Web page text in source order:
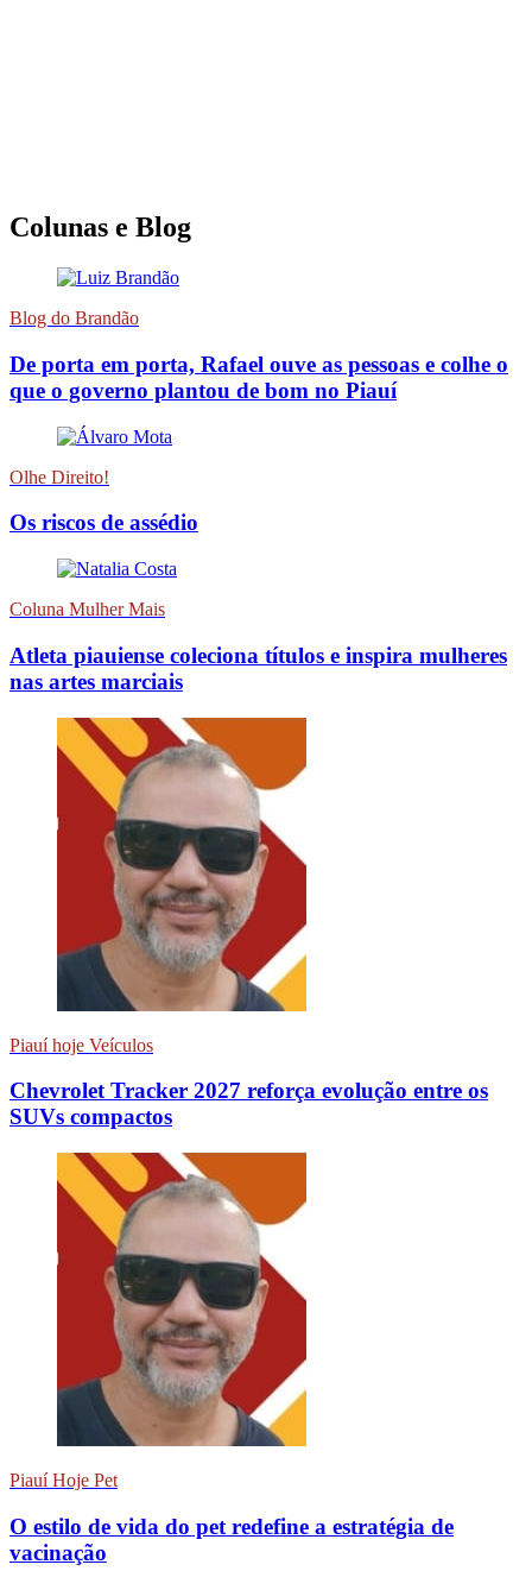
Colunas e Blog
Blog do Brandão
De porta em porta, Rafael ouve as pessoas e colhe o
que o governo plantou de bom no Piauí
Olhe Direito!
Os riscos de assédio
Coluna Mulher Mais
Atleta piauiense coleciona títulos e inspira mulheres
nas artes marciais
Piauí hoje Veículos
Chevrolet Tracker 2027 reforça evolução entre os
SUVs compactos
Piauí Hoje Pet
O estilo de vida do pet redefine a estratégia de
vacinação